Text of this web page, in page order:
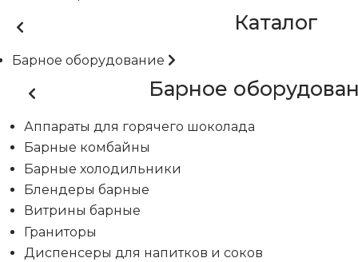
Каталог
Барное оборудование
Барное
Аппараты для горячего шоколада
Барные комбайны
Барные холодильники
Блендеры барные
Витрины барные
Граниторы
Диспенсеры для напитков и соков